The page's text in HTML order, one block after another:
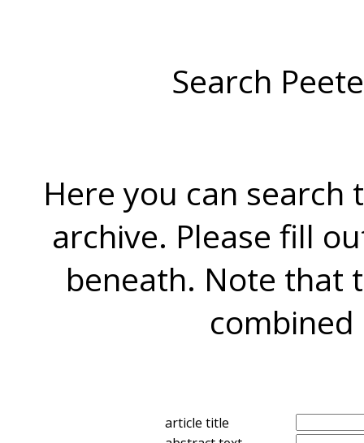
Search
Here you can search
archive. Please fill
beneath. Note that
combined
article title